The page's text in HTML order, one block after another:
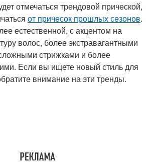
отмечаться трендовой прической,
от причесок прошлых сезонов.
естественной, с акцентом на
волос, более экстравагантными
стрижками и более
Если вы ищете новый стиль для
внимание на эти тренды.